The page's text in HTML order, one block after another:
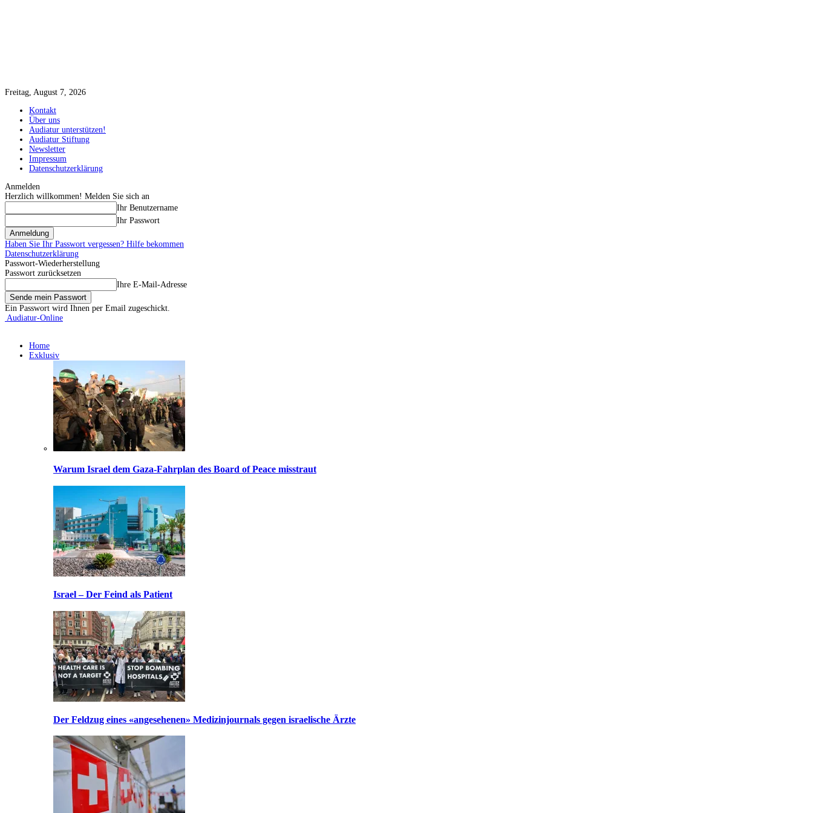
Freitag, August 7, 2026
Kontakt
Über uns
Audiatur unterstützen!
Audiatur Stiftung
Newsletter
Impressum
Datenschutzerklärung
Anmelden
Herzlich willkommen! Melden Sie sich an
Ihr Benutzername
Ihr Passwort
Haben Sie Ihr Passwort vergessen? Hilfe bekommen
Datenschutzerklärung
Passwort-Wiederherstellung
Passwort zurücksetzen
Ihre E-Mail-Adresse
Ein Passwort wird Ihnen per Email zugeschickt.
Audiatur-Online
Home
Exklusiv
Warum Israel dem Gaza-Fahrplan des Board of Peace misstraut
Israel – Der Feind als Patient
Der Feldzug eines «angesehenen» Medizinjournals gegen israelische Ärzte